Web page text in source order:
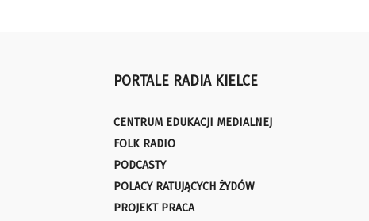
PORTALE RADIA KIELCE
CENTRUM EDUKACJI MEDIALNEJ
FOLK RADIO
PODCASTY
POLACY RATUJĄCYCH ŻYDÓW
PROJEKT PRACA